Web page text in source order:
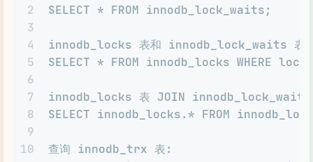
2
3
4
5
6
7
8
9
10
SELECT * FROM innodb_lock_waits;
innodb_locks 表和 innodb_lock_waits 表
SELECT * FROM innodb_locks WHERE
innodb_locks 表 JOIN
SELECT innodb_locks.* FROM
查询 innodb_trx 表: